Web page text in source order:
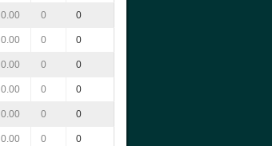
0.00 0 0
0.00 0 0
0.00 0 0
0.00 0 0
0.00 0 0
0.00 0 0